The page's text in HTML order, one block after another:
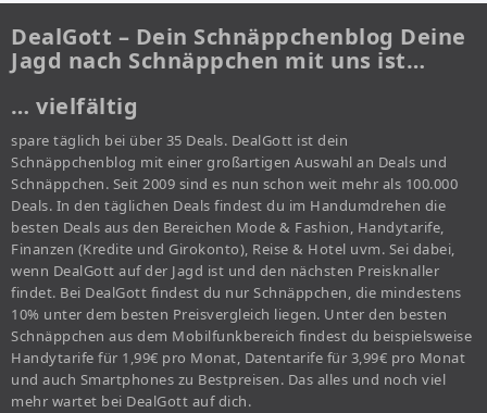
DealGott – Dein Schnäppchenblog Deine
Jagd nach Schnäppchen mit uns ist…
… vielfältig
spare täglich bei über 35 Deals. DealGott ist dein
Schnäppchenblog mit einer großartigen Auswahl an Deals und
Schnäppchen. Seit 2009 sind es nun schon weit mehr als 100.000
Deals. In den täglichen Deals findest du im Handumdrehen die
besten Deals aus den Bereichen Mode & Fashion, Handytarife,
Finanzen (Kredite und Girokonto), Reise & Hotel uvm. Sei dabei,
wenn DealGott auf der Jagd ist und den nächsten Preisknaller
findet. Bei DealGott findest du nur Schnäppchen, die mindestens
10% unter dem besten Preisvergleich liegen. Unter den besten
Schnäppchen aus dem Mobilfunkbereich findest du beispielsweise
Handytarife für 1,99€ pro Monat, Datentarife für 3,99€ pro Monat
und auch Smartphones zu Bestpreisen. Das alles und noch viel
mehr wartet bei DealGott auf dich.